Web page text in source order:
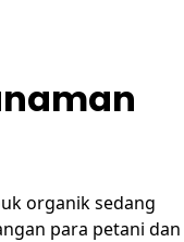
organik sedang
para petani dan